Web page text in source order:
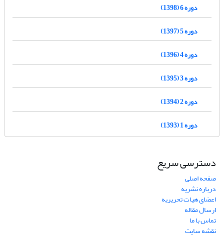
دوره 6 (1398)
دوره 5 (1397)
دوره 4 (1396)
دوره 3 (1395)
دوره 2 (1394)
دوره 1 (1393)
دسترسی سریع
صفحه اصلی
درباره نشریه
اعضای هیات تحریریه
ارسال مقاله
تماس با ما
نقشه سایت